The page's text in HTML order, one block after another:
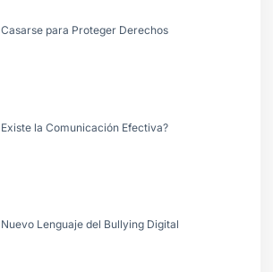
Casarse para Proteger Derechos
Existe la Comunicación Efectiva?
Nuevo Lenguaje del Bullying Digital